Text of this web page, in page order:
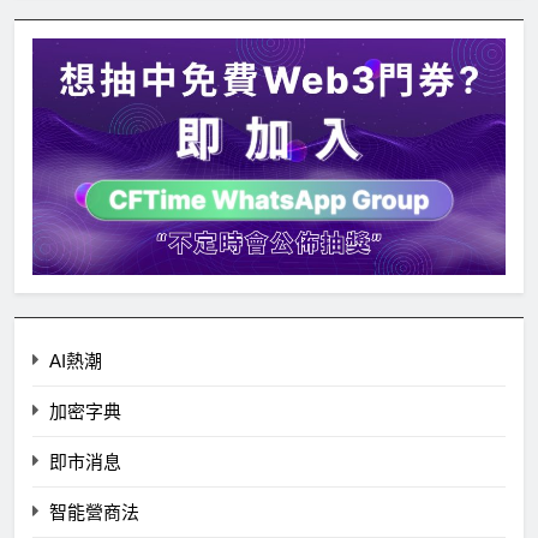
AI熱潮
加密字典
即市消息
智能營商法